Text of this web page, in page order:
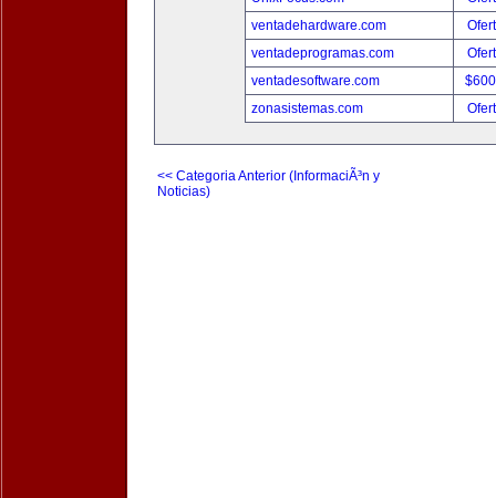
ventadehardware.com
ventadeprogramas.com
ventadesoftware.com
zonasistemas.com
<< Categoria Anterior (InformaciÃ³n y
Noticias)